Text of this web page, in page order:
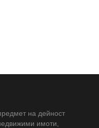
на дейност
имоти,